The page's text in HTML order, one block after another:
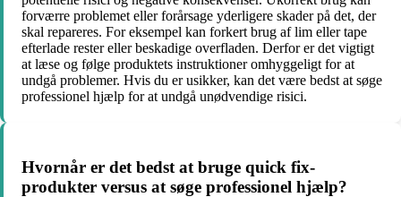
forværre problemet eller forårsage yderligere skader på det, der
skal repareres. For eksempel kan forkert brug af lim eller tape
efterlade rester eller beskadige overfladen. Derfor er det vigtigt
at læse og følge produktets instruktioner omhyggeligt for at
undgå problemer. Hvis du er usikker, kan det være bedst at søge
professionel hjælp for at undgå unødvendige risici.
Hvornår er det bedst at bruge quick fix-
produkter versus at søge professionel hjælp?